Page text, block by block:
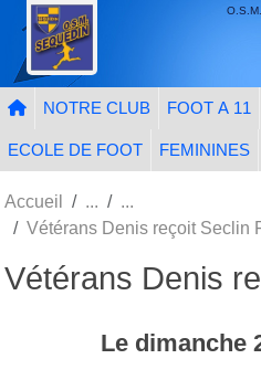
NOTRE CLUB FOOT A 11
ECOLE DE FOOT FEMININES
Accueil
Vétérans Denis reçoit Seclin
Vétérans Denis
Le dimanche
Panneau de gestion des cookies